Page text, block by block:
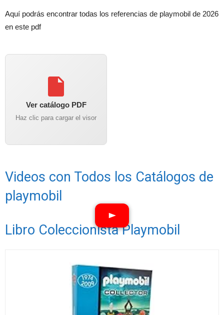
Aquí podrás encontrar todas los referencias de playmobil de 2026
en este pdf
Ver catálogo PDF
Haz clic para cargar el visor
Videos con Todos los Catálogos de
playmobil
Libro Coleccionista Playmobil